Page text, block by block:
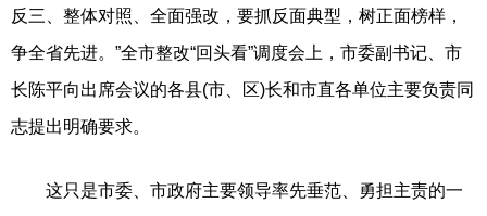
反三、整体对照、全面强改，要抓反面典型，树正面榜样，
争全省先进。”全市整改“回头看”调度会上，市委副书记、市
长陈平向出席会议的各县(市、区)长和市直各单位主要负责同
志提出明确要求。
这只是市委、市政府主要领导率先垂范、勇担主责的一